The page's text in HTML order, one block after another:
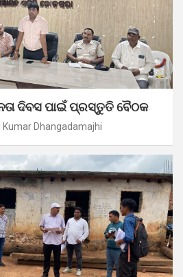
ଦିବସ ପାଇଁ ପ୍ରସ୍ତୁତି ବୈଠକ
Kumar Dhangadamajhi